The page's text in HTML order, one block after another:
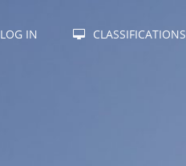
LOG IN CLASSIFICATIONS